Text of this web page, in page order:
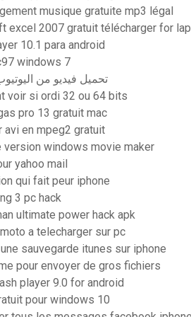
musique gratuite mp3 légal
excel 2007 gratuit télécharger for
10.1 para android
windows 7
تحميل فيديو من
voir si ordi 32 ou 64 bits
pro 13 gratuit mac
avi en mpeg2 gratuit
version windows movie maker
yahoo mail
qui fait peur iphone
3 pc hack
ultimate power hack apk
a telecharger sur pc
sauvegarde itunes sur iphone
pour envoyer de gros fichiers
player 9.0 for android
pour windows 10